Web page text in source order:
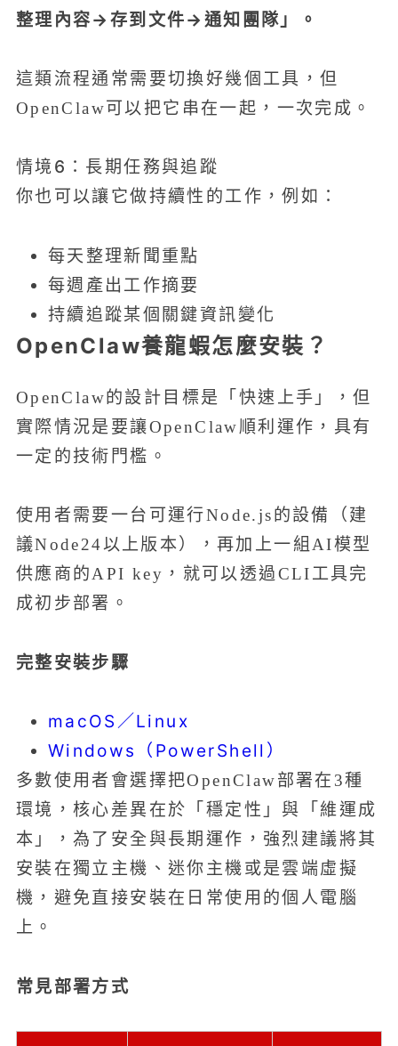
整理內容→存到文件→通知團隊」。
這類流程通常需要切換好幾個工具，但
OpenClaw可以把它串在一起，一次完成。
情境6：長期任務與追蹤
你也可以讓它做持續性的工作，例如：
每天整理新聞重點
每週產出工作摘要
持續追蹤某個關鍵資訊變化
OpenClaw養龍蝦怎麼安裝？
OpenClaw的設計目標是「快速上手」，但
實際情況是要讓OpenClaw順利運作，具有
一定的技術門檻。
使用者需要一台可運行Node.js的設備（建
議Node24以上版本），再加上一組AI模型
供應商的API key，就可以透過CLI工具完
成初步部署。
完整安裝步驟
macOS／Linux
Windows（PowerShell）
多數使用者會選擇把OpenClaw部署在3種
環境，核心差異在於「穩定性」與「維運成
本」，為了安全與長期運作，強烈建議將其
安裝在獨立主機、迷你主機或是雲端虛擬
機，避免直接安裝在日常使用的個人電腦
上。
常見部署方式